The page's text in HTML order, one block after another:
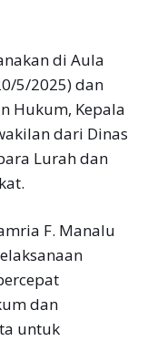
di Aula
5/2025) dan
Hukum, Kepala
dari Dinas
Lurah dan
F. Manalu
dan
untuk